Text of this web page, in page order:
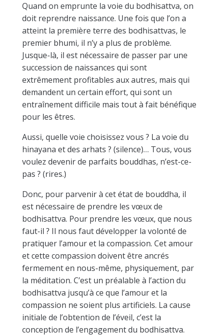
Quand on emprunte la voie du bodhisattva, on
doit reprendre naissance. Une fois que l’on a
atteint la première terre des bodhisattvas, le
premier bhumi, il n’y a plus de problème.
Jusque-là, il est nécessaire de passer par une
succession de naissances qui sont
extrêmement profitables aux autres, mais qui
demandent un certain effort, qui sont un
entraînement difficile mais tout à fait bénéfique
pour les êtres.
Aussi, quelle voie choisissez vous ? La voie du
hinayana et des arhats ? (silence)… Tous, vous
voulez devenir de parfaits bouddhas, n’est-ce-
pas ? (rires.)
Donc, pour parvenir à cet état de bouddha, il
est nécessaire de prendre les vœux de
bodhisattva. Pour prendre les vœux, que nous
faut-il ? Il nous faut développer la volonté de
pratiquer l’amour et la compassion. Cet amour
et cette compassion doivent être ancrés
fermement en nous-même, physiquement, par
la méditation. C’est un préalable à l’action du
bodhisattva jusqu’à ce que l’amour et la
compassion ne soient plus artificiels. La cause
initiale de l’obtention de l’éveil, c’est la
conception de l’engagement du bodhisattva.